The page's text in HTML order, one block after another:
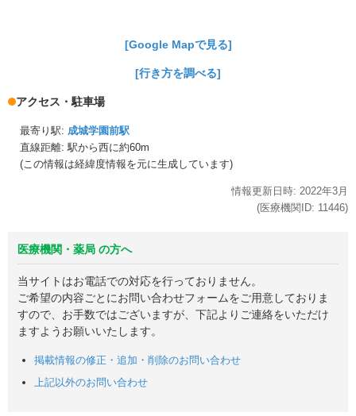
[Google Mapで見る]
[行き方を調べる]
アクセス・駐車場
最寄り駅: 成城学園前駅
直線距離: 駅から西に約60m
(この情報は経緯度情報を元に生成しています)
情報更新日時: 2022年3月
(医療機関ID: 11446)
医療機関・薬局 の方へ
当サイトはお電話での対応を行っておりません。
ご希望の内容ごとにお問い合わせフォームをご用意しておりま
すので、お手数ではございますが、下記よりご連絡をいただけ
ますようお願いいたします。
掲載情報の修正・追加・削除のお問い合わせ
上記以外のお問い合わせ